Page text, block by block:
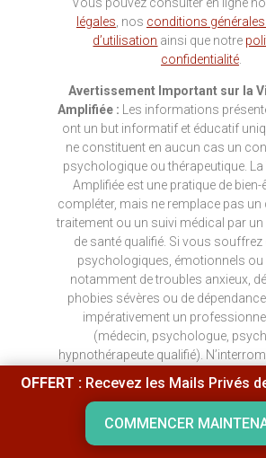
Vous pouvez consulter en ligne
légales, nos conditions générales
d’utilisation ainsi que notre
confidentialité.
Avertissement Important sur la
Amplifiée : Les informations
ont un but informatif et éducatif
ne constituent en aucun cas un
psychologique ou thérapeutique.
Amplifiée est une pratique de bien-
compléter, mais ne remplace pas un
traitement ou un suivi médical par
de santé qualifié. Si vous souffrez
psychologiques, émotionnels ou
notamment de troubles anxieux,
phobies sévères ou de
impérativement un
(médecin, psychologue,
hypnothérapeute qualifié).
traitement médical sans l’avis
praticien. La pratique de la
chez les enfants, les seniors ou
présentant des problèmes de santé
avec prudence et sous supervision
OFFERT :Recevez les Mails Privés
COMMENCER